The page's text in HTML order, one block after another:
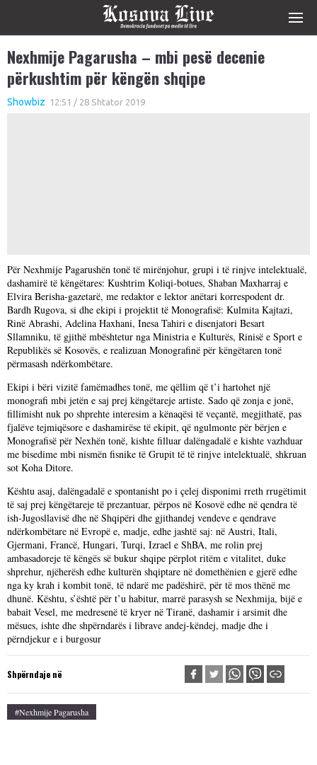
Nexhmije Pagarusha – mbi pesë decenie
përkushtim për këngën shqipe
Showbiz 12:51 / 28 Shtator 2019
Për Nexhmije Pagarushën tonë të mirënjohur, grupi i të rinjve intelektualë,
dashamirë të këngëtares: Kushtrim Koliqi-botues, Shaban Maxharraj e
Elvira Berisha-gazetarë, me redaktor e lektor anëtari korrespodent dr.
Bardh Rugova, si dhe ekipi i projektit të Monografisë: Kulmita Kajtazi,
Rinë Abrashi, Adelina Haxhani, Inesa Tahiri e disenjatori Besart
Sllamniku, të gjithë mbështetur nga Ministria e Kulturës, Rinisë e Sport e
Republikës së Kosovës, e realizuan Monografinë për këngëtaren tonë
përmasash ndërkombëtare.
Ekipi i bëri vizitë famëmadhes tonë, me qëllim që t’i hartohet një
monografi mbi jetën e saj prej këngëtareje artiste. Sado që zonja e jonë,
fillimisht nuk po shprehte interesim a kënaqësi të veçantë, megjithatë, pas
fjalëve tejmiqësore e dashamirëse të ekipit, që ngulmonte për bërjen e
Monografisë për Nexhën tonë, kishte filluar dalëngadalë e kishte vazhduar
me bisedime mbi nismën fisnike të Grupit të të rinjve intelektualë, shkruan
sot Koha Ditore.
Kështu asaj, dalëngadalë e spontanisht po i çelej disponimi rreth rrugëtimit
të saj prej këngëtareje të prezantuar, përpos në Kosovë edhe në qendra të
ish-Jugosllavisë dhe në Shqipëri dhe gjithandej vendeve e qendrave
ndërkombëtare në Evropë e, madje, edhe jashtë saj: në Austri, Itali,
Gjermani, Francë, Hungari, Turqi, Izrael e ShBA, me rolin prej
ambasadoreje të këngës së bukur shqipe përplot ritëm e vitalitet, duke
shprehur, njëherësh edhe kulturën shqiptare në domethënien e gjerë edhe
nga ky krah i kombit tonë, të ndarë me padëshirë, për të mos thënë me
dhunë. Kështu, s’është për t’u habitur, marrë parasysh se Nexhmija, bijë e
babait Vesel, me medresenë të kryer në Tiranë, dashamir i arsimit dhe
mësues, ishte dhe shpërndarës i librave andej-këndej, madje dhe i
përndjekur e i burgosur
Shpërndaje në
#Nexhmije Pagarusha